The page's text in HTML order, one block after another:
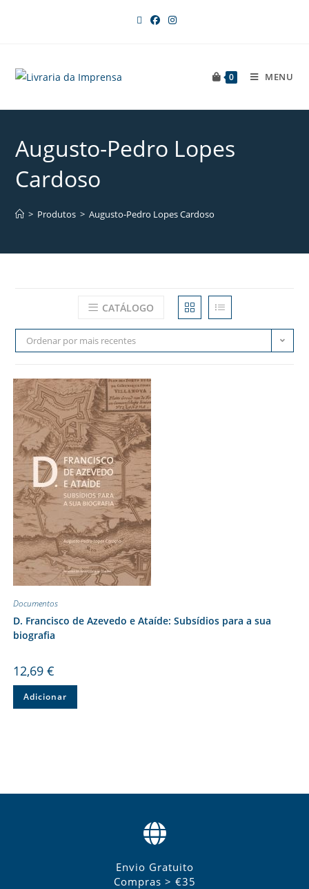
0 MENU
Augusto­-Pedro Lopes
Cardoso
> Produtos > Augusto­-Pedro Lopes Cardoso
CATÁLOGO
Ordenar por mais recentes
Documentos
D. Francisco de Azevedo e Ataíde: Subsídios para a sua
biografia
12,69 €
Adicionar
Envio Gratuito
Compras > €35